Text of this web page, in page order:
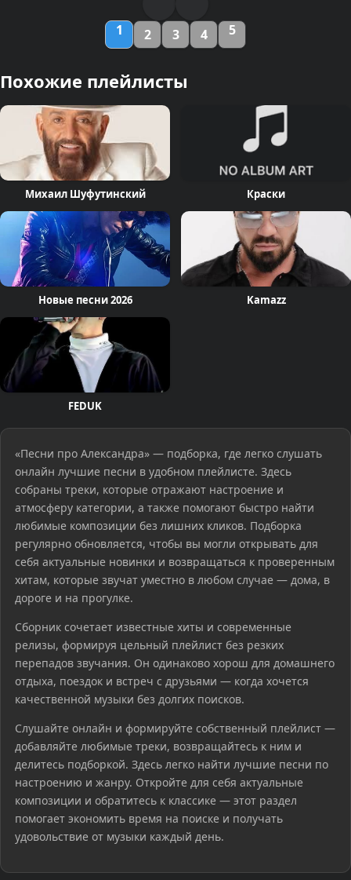
1 2 3 4 5
Похожие плейлисты
Михаил Шуфутинский Краски
Новые песни 2026 Kamazz
FEDUK
«Песни про Александра» — подборка, где легко слушать
онлайн лучшие песни в удобном плейлисте. Здесь
собраны треки, которые отражают настроение и
атмосферу категории, а также помогают быстро найти
любимые композиции без лишних кликов. Подборка
регулярно обновляется, чтобы вы могли открывать для
себя актуальные новинки и возвращаться к проверенным
хитам, которые звучат уместно в любом случае — дома, в
дороге и на прогулке.
Сборник сочетает известные хиты и современные
релизы, формируя цельный плейлист без резких
перепадов звучания. Он одинаково хорош для домашнего
отдыха, поездок и встреч с друзьями — когда хочется
качественной музыки без долгих поисков.
Слушайте онлайн и формируйте собственный плейлист —
добавляйте любимые треки, возвращайтесь к ним и
делитесь подборкой. Здесь легко найти лучшие песни по
настроению и жанру. Откройте для себя актуальные
композиции и обратитесь к классике — этот раздел
помогает экономить время на поиске и получать
удовольствие от музыки каждый день.